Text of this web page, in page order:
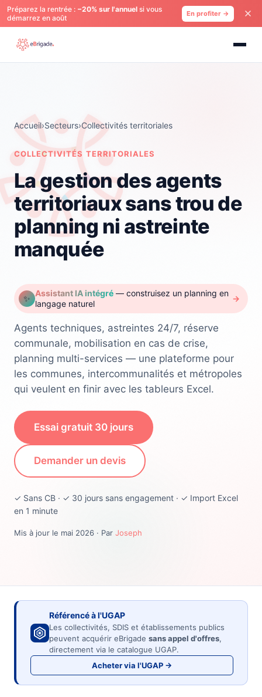
Préparez la rentrée : −20% sur l'annuel si vous
démarrez en août
En profiter →
Accueil›Secteurs›Collectivités territoriales
COLLECTIVITÉS TERRITORIALES
La gestion des agents
territoriaux sans trou de
planning ni astreinte
manquée
✨
Assistant IA intégré — construisez un planning en
langage naturel
→
Agents techniques, astreintes 24/7, réserve
communale, mobilisation en cas de crise,
planning multi-services — une plateforme pour
les communes, intercommunalités et métropoles
qui veulent en finir avec les tableurs Excel.
Essai gratuit 30 jours
Demander un devis
✓ Sans CB · ✓ 30 jours sans engagement · ✓ Import Excel
en 1 minute
Mis à jour le mai 2026 · Par Joseph
Référencé à l'UGAP
Les collectivités, SDIS et établissements publics
peuvent acquérir eBrigade sans appel d'offres,
directement via le catalogue UGAP.
Acheter via l'UGAP →